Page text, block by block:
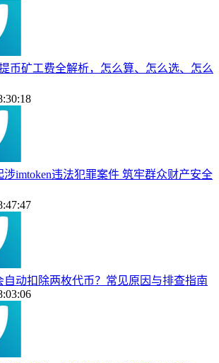
币矿工费全解析，怎么算、怎么选、怎么
imtoken违法犯罪案件 筑牢群众财产安全
自动扣除两枚代币？常见原因与排查指南